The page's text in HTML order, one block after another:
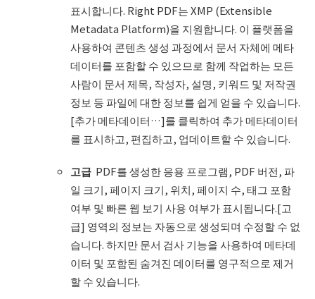
표시합니다. Right PDF는 XMP (Extensible
Metadata Platform)을 지원합니다. 이 플랫폼을
사용하여 콘텐츠 생성 과정에서 문서 자체에 메타
데이터를 포함할 수 있으므로 함께 작업하는 모든
사람이 문서 제목, 작성자, 설명, 키워드 및 저작권
정보 등 파일에 대한 정보를 쉽게 얻을 수 있습니다.
[추가 메타데이터…]를 클릭하여 추가 메타데이터
를 표시하고, 편집하고, 업데이트할 수 있습니다.
고급 PDF를 생성한 응용 프로그램, PDF 버전, 파
일 크기, 페이지 크기, 위치, 페이지 수, 태그 포함
여부 및 빠른 웹 보기 사용 여부가 표시됩니다.[고
급] 영역의 정보는 자동으로 생성되며 수정할 수 없
습니다. 하지만 문서 검사 기능을 사용하여 메타데
이터 및 포함된 숨겨진 데이터를 영구적으로 제거
할 수 있습니다.